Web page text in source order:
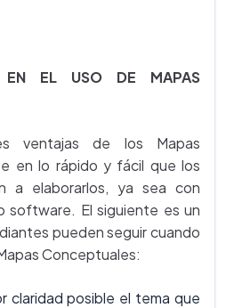
EN EL USO DE MAPAS
ventajas de los Mapas
en lo rápido y fácil que los
a elaborarlos, ya sea con
software. El siguiente es un
pueden seguir cuando
Conceptuales:
claridad posible el tema que